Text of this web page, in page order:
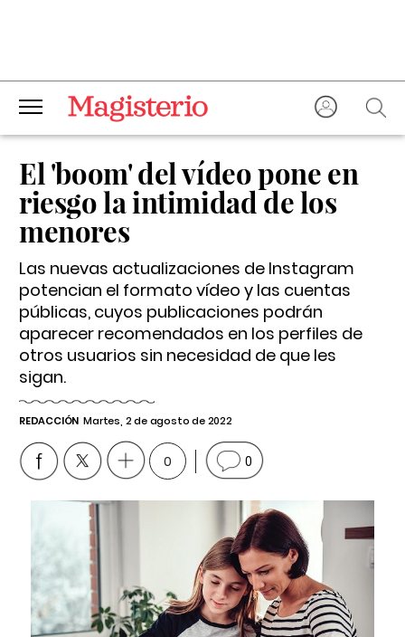
El 'boom' del vídeo pone en
riesgo la intimidad de los
menores
Las nuevas actualizaciones de Instagram
potencian el formato vídeo y las cuentas
públicas, cuyos publicaciones podrán
aparecer recomendados en los perfiles de
otros usuarios sin necesidad de que les
sigan.
REDACCIÓN Martes, 2 de agosto de 2022
0 0